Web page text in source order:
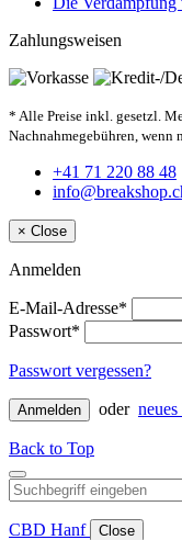
Zahlungsweisen
* Alle Preise inkl. gesetzl.
Nachnahmegebühren, wenn
+41 71 220 88 48
× Close
Anmelden
E-Mail-Adresse*
Passwort*
Passwort vergessen?
Anmelden oder
Back to Top
CBD Hanf Close